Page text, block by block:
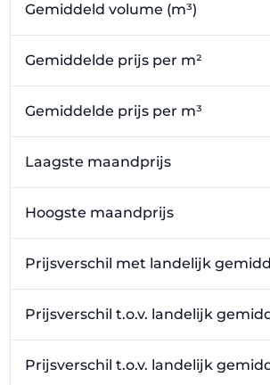
Gemiddeld volume (m³)
Gemiddelde prijs per m²
Gemiddelde prijs per m³
Laagste maandprijs
Hoogste maandprijs
Prijsverschil met landelijk
Prijsverschil t.o.v. landelijk
Prijsverschil t.o.v. landelijk